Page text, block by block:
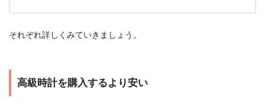
それぞれ詳しくみていきましょう。
高級時計を購入するより安い